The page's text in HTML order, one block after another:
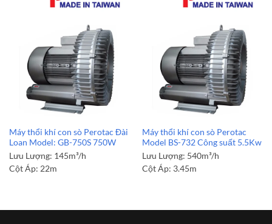
Máy thổi khí con sò Perotac Đài
Loan Model: GB-750S 750W
Lưu Lượng: 145m³/h
Cột Áp: 22m
Máy thổi khí con sò Perotac
Model BS-732 Công suất 5.5Kw
Lưu Lượng: 540m³/h
Cột Áp: 3.45m